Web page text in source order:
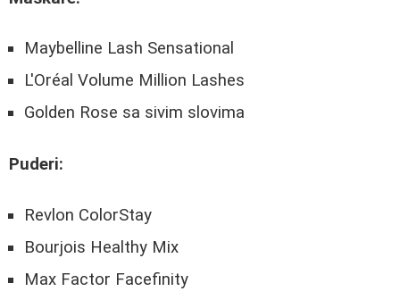
Maybelline Lash Sensational
L'Oréal Volume Million Lashes
Golden Rose sa sivim slovima
Puderi:
Revlon ColorStay
Bourjois Healthy Mix
Max Factor Facefinity